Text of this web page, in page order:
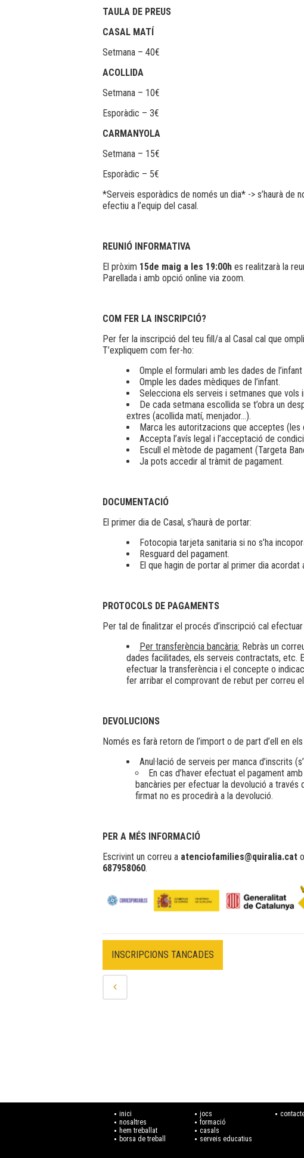
TAULA DE PREUS
CASAL MATÍ
Setmana – 40€
ACOLLIDA
Setmana – 10€
Esporàdic – 3€
CARMANYOLA
Setmana – 15€
Esporàdic – 5€
*Serveis esporàdics de només un dia* -> s’haurà de
efectiu a l’equip del casal.
REUNIÓ INFORMATIVA
El pròxim 15de maig a les 19:00h es realitzarà la
Parellada i amb opció online via zoom.
COM FER LA INSCRIPCIÓ?
Per fer la inscripció del teu fill/a al Casal cal que
T’expliquem com fer-ho:
Omple el formulari amb les dades de
Omple les dades mèdiques de l’infant.
Selecciona els serveis i setmanes que vols
De cada setmana escollida se t’obra un
extres (acollida matí, menjador…).
Marca les autoritzacions que acceptes (les
Accepta l’avís legal i l’acceptació de
Escull el mètode de pagament (Targeta
Ja pots accedir al tràmit de pagament.
DOCUMENTACIÓ
El primer dia de Casal, s’haurà de portar:
Fotocopia tarjeta sanitaria si no s’ha
Resguard del pagament.
El que hagin de portar al primer dia acordat
PROTOCOLS DE PAGAMENTS
Per tal de finalitzar el procés d’inscripció cal
Per transferència bancària: Rebràs un
dades facilitades, els serveis contractats, etc.
efectuar la transferència i el concepte o
fer arribar el comprovant de rebut per correu
DEVOLUCIONS
Només es farà retorn de l’import o de part d’ell en
Anul·lació de serveis per manca d’inscrits
En cas d’haver efectuat el pagament
bancàries per efectuar la devolució a través
firmat no es procedirà a la devolució.
PER A MÉS INFORMACIÓ
Escrivint un correu a atenciofamilies@quiralia.cat
687958060.
INSCRIPCIONS TANCADES
inici
nosaltres
hem treballat
borsa de treball
jocs
formació
casals
serveis educatius